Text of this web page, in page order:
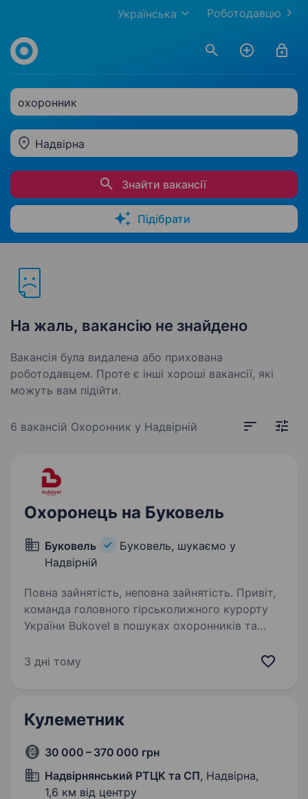
Роботодавцю
Українська
охоронник
Надвірна
Знайти вакансії
Підібрати
На жаль, вакансію не знайдено
Вакансія була видалена або прихована
роботодавцем. Проте є інші хороші вакансії, які
можуть вам підійти.
6 вакансій Охоронник у Надвірній
Охоронець на Буковель
Буковель
Буковель, шукаємо у
Надвірній
Повна зайнятість, неповна зайнятість. Привіт,
команда головного гірськолижного курорту
України Bukovel в пошуках охоронників та
Любов до чистоти та вміння чітко виконувати
3 дні тому
Кулеметник
30 000 – 370 000 грн
Надвірнянський РТЦК та СП, Надвірна,
1,6 км від центру